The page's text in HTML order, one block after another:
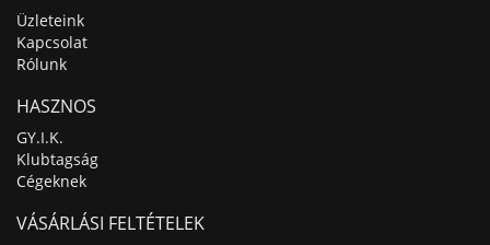
Üzleteink
Kapcsolat
Rólunk
HASZNOS
GY.I.K.
Klubtagság
Cégeknek
VÁSÁRLÁSI FELTÉTELEK